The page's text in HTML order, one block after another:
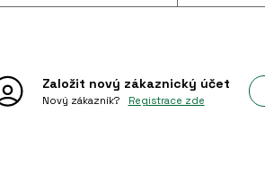
Založit nový zákaznický účet
Nový zákazník? Registrace zde